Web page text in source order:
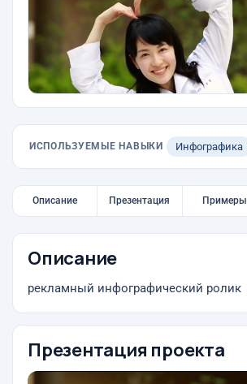
ИСПОЛЬЗУЕМЫЕ НАВЫКИ Инфографика
Описание Презентация Примеры
Описание
рекламный инфографический ролик
Презентация проекта